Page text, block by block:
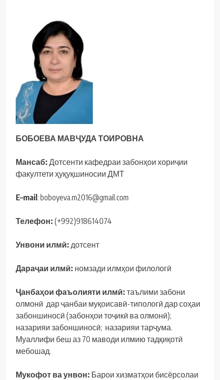
БОБОЕВА МАВҶУДА ТОИРОВНА
Мансаб: Дотсенти кафедраи забонҳои хориҷии
факултети ҳуқуқшиносии ДМТ
E–mail: boboyeva.m2016@gmail.com
Телефон: (+992)918614074
Унвони илмӣ: дотсент
Дараҷаи илмӣ: номзади илмҳои филологӣ
Ҷанбаҳои фаъолияти илмӣ: таълими забони
олмонӣ дар ҷанбаи муқоисавӣ-типологӣ дар соҳаи
забоншиносӣ (забонҳои тоҷикӣ ва олмонӣ);
назарияи забоншиносӣ; назарияи тарҷума.
Муаллифи беш аз 70 маводи илмию тадқиқотӣ
мебошад.
Мукофот ва унвон: Барои хизматҳои бисёрсолаи